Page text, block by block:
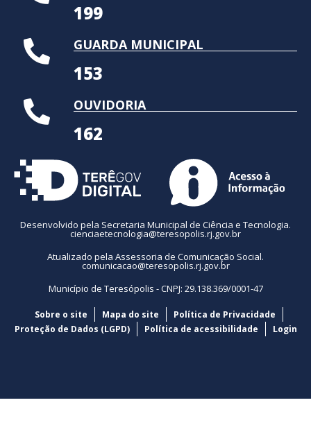
199
GUARDA MUNICIPAL
153
OUVIDORIA
162
Desenvolvido pela Secretaria Municipal de Ciência e Tecnologia.
cienciaetecnologia@teresopolis.rj.gov.br
Atualizado pela Assessoria de Comunicação Social.
comunicacao@teresopolis.rj.gov.br
Município de Teresópolis - CNPJ: 29.138.369/0001-47
Sobre o site Mapa do site
Política de Privacidade
Proteção de Dados (LGPD)
Política de acessibilidade Login